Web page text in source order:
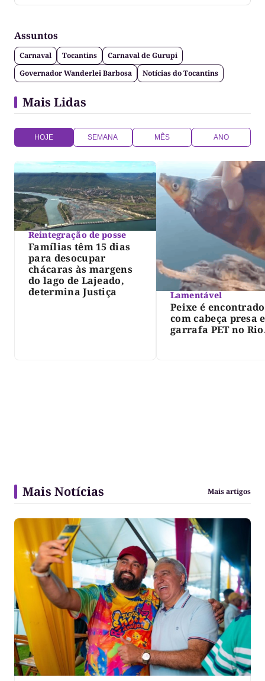
consultora de comunicação. CEO Editora-Chefe da
político e anti-fake!
Assuntos
Carnaval Tocantins
Carnaval de Gurupi
Governador Wanderlei Barbosa
Notícias do Tocantins
Mais Lidas
HOJE SEMANA MÊS ANO
Reintegração de posse
Famílias têm 15 dias
para desocupar
chácaras às margens
do lago de Lajeado,
determina Justiça
Lamentável
Peixe é encontrado
com cabeça presa
garrafa PET no Rio
Mais Notícias Mais artigos